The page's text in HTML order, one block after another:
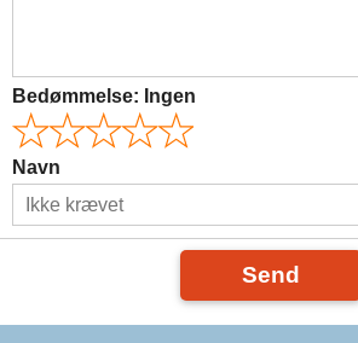
Bedømmelse: Ingen
Navn
Send